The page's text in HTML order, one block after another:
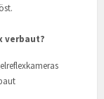
verbaut?